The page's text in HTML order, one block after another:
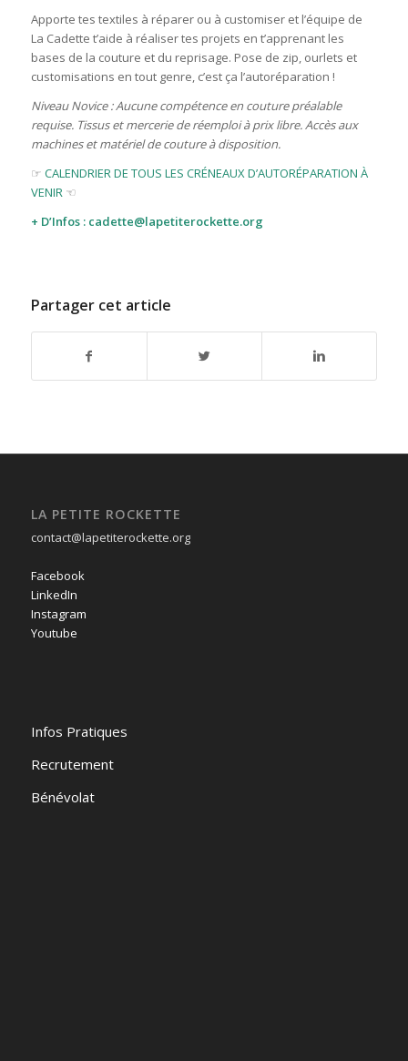
Apporte tes textiles à réparer ou à customiser et l’équipe de
La Cadette t’aide à réaliser tes projets en t’apprenant les
bases de la couture et du reprisage. Pose de zip, ourlets et
customisations en tout genre, c’est ça l’autoréparation !
Niveau Novice : Aucune compétence en couture préalable
requise. Tissus et mercerie de réemploi à prix libre. Accès aux
machines et matériel de couture à disposition.
☞ CALENDRIER DE TOUS LES CRÉNEAUX D’AUTORÉPARATION À
VENIR☜
+ D’Infos : cadette@lapetiterockette.org
Partager cet article
LA PETITE ROCKETTE
contact@lapetiterockette.org
Facebook
LinkedIn
Instagram
Youtube
Infos Pratiques
Recrutement
Bénévolat